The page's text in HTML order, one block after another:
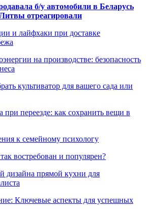
б/у автомобили в Беларусь
отреагировали
и лайфхаки при доставке
на производстве: безопасность
культиватор для вашего сада или
при переезде: как сохранить вещи в
к семейному психологу
востребован и популярен?
дизайна прямой кухни для
Ключевые аспекты для успешных